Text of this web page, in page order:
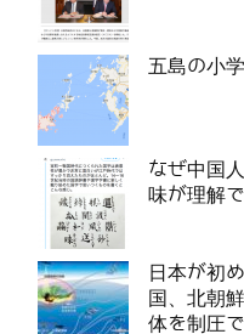
五島の小
なぜ中国
味が理解
日本が初
国、北朝
体を制圧